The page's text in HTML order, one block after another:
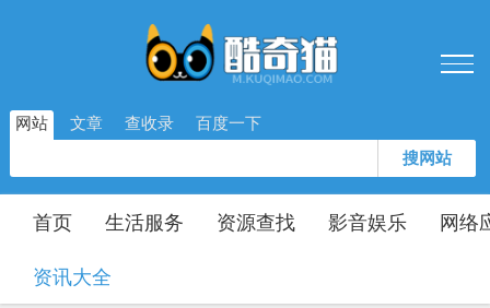
网站 文章 查收录 百度一下
搜网站
首页 生活服务 资源查找 影音娱乐 网络
资讯大全